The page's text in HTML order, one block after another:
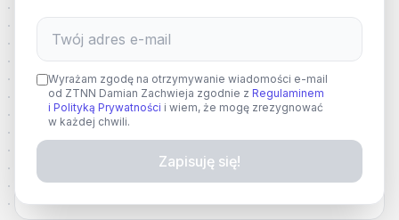
💡 Lepsze skupienie z dźwiękami tła w iPhone
Wbudowana funkcja odtwarzania dźwięków tła, takich
jak szum, ocean czy deszcz, która pomaga w
skupieniu, relaksacji i zasypianiu.
Produktywność Rozwój osobisty
Wyrażam zgodę na otrzymywanie wiadomości e-mail
od ZTNN Damian Zachwieja zgodnie z Regulaminem
i Polityką Prywatności i wiem, że mogę zrezygnować
w każdej chwili.
Zapisuję się!